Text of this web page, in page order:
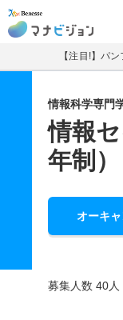
マナ
【注目!】パ
情報科学専門
情報
年制
オーキ
募集人数 40人